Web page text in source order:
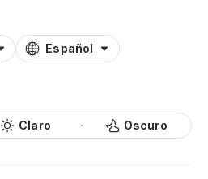
Español
Claro Oscuro